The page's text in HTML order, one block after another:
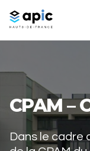
CPAM –
Dans le cadre